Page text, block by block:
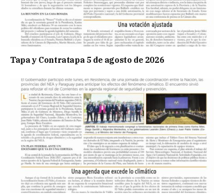
Tapa y Contratapa 5 de agosto de 2026